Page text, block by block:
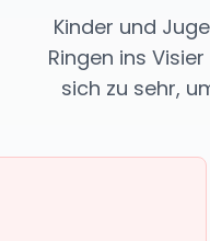
Kinder und
Ringen ins
sich zu sehr,